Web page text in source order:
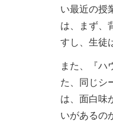
い最近の授
は、まず、
すし、生徒
また、『ハ
た、同じシ
は、面白味
いがあるの